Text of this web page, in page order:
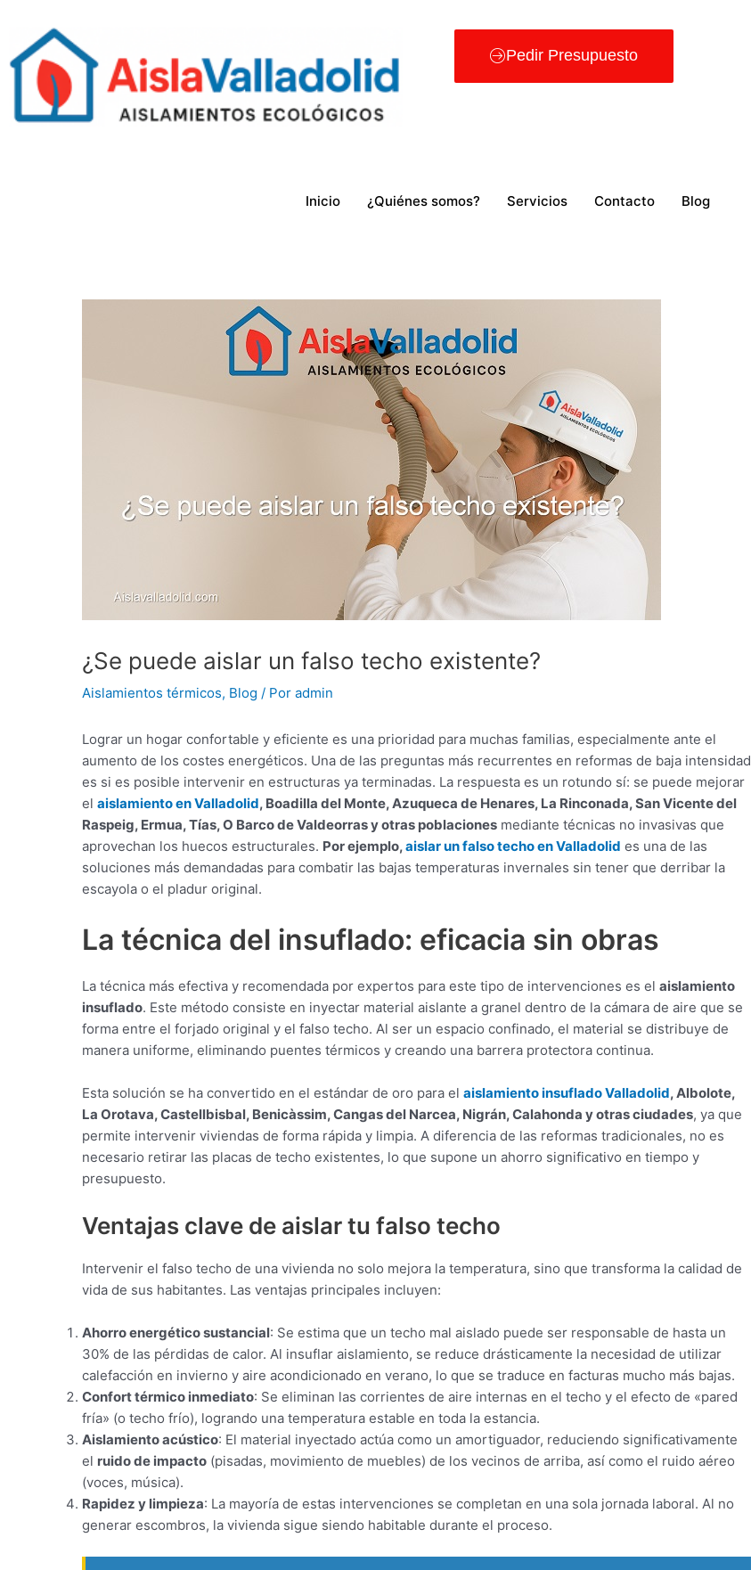
contenido
Pedir Presupuesto
Inicio ¿Quiénes somos? Servicios Contacto Blog
¿Se puede aislar un falso techo existente?
Aislamientos térmicos, Blog / Por admin
Lograr un hogar confortable y eficiente es una prioridad para muchas familias, especialmente ante el
aumento de los costes energéticos. Una de las preguntas más recurrentes en reformas de baja intensidad
es si es posible intervenir en estructuras ya terminadas. La respuesta es un rotundo sí: se puede mejorar
el aislamiento en Valladolid, Boadilla del Monte, Azuqueca de Henares, La Rinconada, San Vicente del
Raspeig, Ermua, Tías, O Barco de Valdeorras y otras poblaciones mediante técnicas no invasivas que
aprovechan los huecos estructurales. Por ejemplo,aislar un falso techo en Valladolid es una de las
soluciones más demandadas para combatir las bajas temperaturas invernales sin tener que derribar la
escayola o el pladur original.
La técnica del insuflado: eficacia sin obras
La técnica más efectiva y recomendada por expertos para este tipo de intervenciones es el aislamiento
insuflado. Este método consiste en inyectar material aislante a granel dentro de la cámara de aire que se
forma entre el forjado original y el falso techo. Al ser un espacio confinado, el material se distribuye de
manera uniforme, eliminando puentes térmicos y creando una barrera protectora continua.
Esta solución se ha convertido en el estándar de oro para el aislamiento insuflado Valladolid, Albolote,
La Orotava, Castellbisbal, Benicàssim, Cangas del Narcea, Nigrán, Calahonda y otras ciudades, ya que
permite intervenir viviendas de forma rápida y limpia. A diferencia de las reformas tradicionales, no es
necesario retirar las placas de techo existentes, lo que supone un ahorro significativo en tiempo y
presupuesto.
Ventajas clave de aislar tu falso techo
Intervenir el falso techo de una vivienda no solo mejora la temperatura, sino que transforma la calidad de
vida de sus habitantes. Las ventajas principales incluyen:
Ahorro energético sustancial: Se estima que un techo mal aislado puede ser responsable de hasta un
30% de las pérdidas de calor. Al insuflar aislamiento, se reduce drásticamente la necesidad de utilizar
calefacción en invierno y aire acondicionado en verano, lo que se traduce en facturas mucho más bajas.
Confort térmico inmediato: Se eliminan las corrientes de aire internas en el techo y el efecto de «pared
fría» (o techo frío), logrando una temperatura estable en toda la estancia.
Aislamiento acústico: El material inyectado actúa como un amortiguador, reduciendo significativamente
el ruido de impacto (pisadas, movimiento de muebles) de los vecinos de arriba, así como el ruido aéreo
(voces, música).
Rapidez y limpieza: La mayoría de estas intervenciones se completan en una sola jornada laboral. Al no
generar escombros, la vivienda sigue siendo habitable durante el proceso.